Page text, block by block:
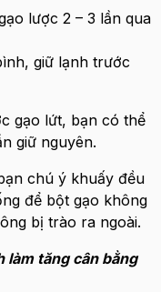
lược 2 – 3 lần qua
giữ lạnh trước
gạo lứt, bạn có thể
giữ nguyên.
chú ý khuấy đều
để bột gạo không
bị trào ra ngoài.
làm tăng cân bằng